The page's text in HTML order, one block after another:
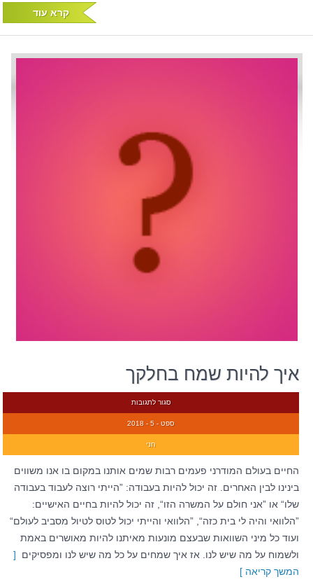
קרא עוד
איך להיות שמח בחלקך
סגור לתגובות
ספט - 5 - 2018
חני
החיים בעולם המודרני פעמים רבות שמים אותנו במקום בו אנו משווים
בינינו לבין האחרים. זה יכול להיות בעבודה: ”הייתי רוצה לעבוד בעבודה
שלו“ או ”אני חולם על המשרה הזו“, זה יכול להיות בחיים האישיים:
”הלוואי והיה לי בית כזה“, ”הלוואי והייתי יכול לטוס לטיול מסביב לעולם“
ועוד כל מיני השוואות שבעצם מונעות מאיתנו להיות מאושרים באמת
ולשמוח על מה שיש לנו. אז איך שמחים על כל מה שיש לנו ומפסיקים [
המשך קריאה ]